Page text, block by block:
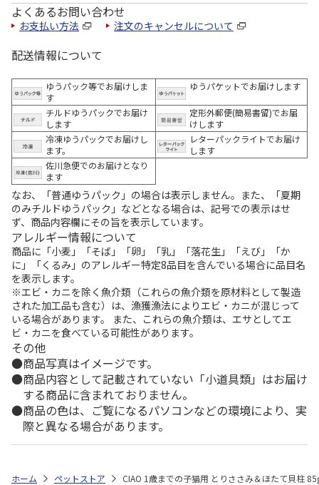
よくあるお問い合わせ
お支払い方法 注文のキャンセルについて
配送情報について
ゆうパック等でお届けしま
す
ゆうパケットでお届けします
チルドゆうパックでお届け
します
定形外郵便(簡易書留)でお届
けします
冷凍ゆうパックでお届けし
ます。
レターパックライトでお届け
します
佐川急便でのお届けとなり
ます
なお、「普通ゆうパック」の場合は表示しません。また、「夏期
のみチルドゆうパック」などとなる場合は、記号での表示はせ
ず、商品内容欄にその旨を表示しています。
アレルギー情報について
商品に「小麦」「そば」「卵」「乳」「落花生」「えび」「か
に」「くるみ」のアレルギー特定8品目を含んでいる場合に品目名
を表示します。
※エビ・カニを除く魚介類（これらの魚介類を原材料として製造
された加工品も含む）は、漁獲漁法によりエビ・カニが混じって
いる場合があります。 また、これらの魚介類は、エサとしてエ
ビ・カニを食べている可能性があります。
その他
商品写真はイメージです。
商品内容として記載されていない「小道具類」はお届け
する商品に含まれておりません。
商品の色は、ご覧になるパソコンなどの環境により、実
際と異なる場合があります。
ホーム ペットストア CIAO 1歳までの子猫用 とりささみ＆ほたて貝柱